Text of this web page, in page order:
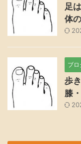
足
体
ブロ
歩
膝